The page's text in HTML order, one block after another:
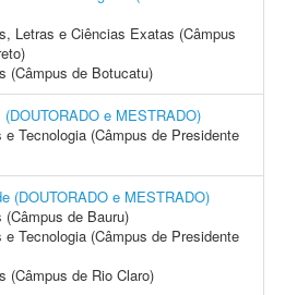
Letras e Ciências Exatas (Câmpus
(Câmpus de Botucatu)
e MESTRADO)
Tecnologia (Câmpus de Presidente
(DOUTORADO e MESTRADO)
de Bauru)
Tecnologia (Câmpus de Presidente
(Câmpus de Rio Claro)